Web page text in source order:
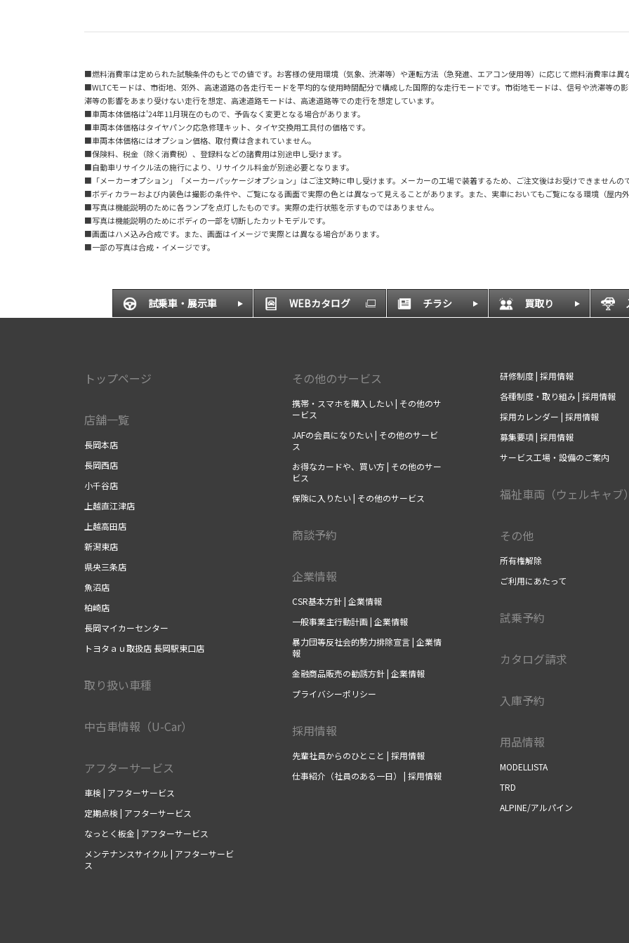
■燃料消費率は定められた試験条件のもとでの値です。お客様の使用環境（気象、渋滞等）や運転方法（急発進、エアコン使用等）に応じて燃料消費率は異な
■WLTCモードは、市街地、郊外、高速道路の各走行モードを平均的な使用時間配分で構成した国際的な走行モードです。市街地モードは、信号や渋滞等の
滞等の影響をあまり受けない走行を想定、高速道路モードは、高速道路等での走行を想定しています。
■車両本体価格は'24年11月現在のもので、予告なく変更となる場合があります。
■車両本体価格はタイヤパンク応急修理キット、タイヤ交換用工具付の価格です。
■車両本体価格にはオプション価格、取付費は含まれていません。
■保険料、税金（除く消費税）、登録料などの諸費用は別途申し受けます。
■自動車リサイクル法の施行により、リサイクル料金が別途必要となります。
■「メーカーオプション」「メーカーパッケージオプション」はご注文時に申し受けます。メーカーの工場で装着するため、ご注文後はお受けできませんの
■ボディカラーおよび内装色は撮影の条件や、ご覧になる画面で実際の色とは異なって見えることがあります。また、実車においてもご覧になる環境（屋内
■写真は機能説明のために各ランプを点灯したものです。実際の走行状態を示すものではありません。
■写真は機能説明のためにボディの一部を切断したカットモデルです。
■画面はハメ込み合成です。また、画面はイメージで実際とは異なる場合があります。
■一部の写真は合成・イメージです。
試乗車・展示車 WEBカタログ チラシ 買取り
トップページ
店舗一覧
長岡本店
長岡西店
小千谷店
上越直江津店
上越高田店
新潟東店
県央三条店
魚沼店
柏崎店
長岡マイカーセンター
トヨタａｕ取扱店 長岡駅東口店
取り扱い車種
中古車情報（U-Car）
アフターサービス
車検 | アフターサービス
定期点検 | アフターサービス
なっとく板金 | アフターサービス
メンテナンスサイクル | アフターサービ
ス
その他のサービス
携帯・スマホを購入したい | その他のサ
ービス
JAFの会員になりたい | その他のサービ
ス
お得なカードや、買い方 | その他のサー
ビス
保険に入りたい | その他のサービス
商談予約
企業情報
CSR基本方針 | 企業情報
一般事業主行動計画 | 企業情報
暴力団等反社会的勢力排除宣言 | 企業情
報
金融商品販売の勧誘方針 | 企業情報
プライバシーポリシー
採用情報
先輩社員からのひとこと | 採用情報
仕事紹介（社員のある一日） | 採用情報
研修制度 | 採用情報
各種制度・取り組み | 採用情報
採用カレンダー | 採用情報
募集要項 | 採用情報
サービス工場・設備のご案内
福祉車両（ウェルキャブ）
その他
所有権解除
ご利用にあたって
試乗予約
カタログ請求
入庫予約
用品情報
MODELLISTA
TRD
ALPINE/アルパイン